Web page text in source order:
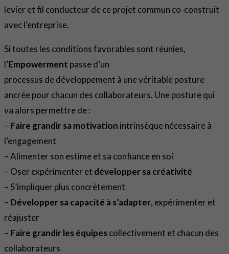
levier et fil conducteur de ce projet commun co-construit
avec l’entreprise.
Si toutes les conditions favorables sont réunies,
l’Empowerment passe d’un
processus de développement à une véritable posture
ancrée pour chacun des collaborateurs. Une posture qui
va alors permettre de :
– Faire grandir sa motivation intrinsèque nécessaire à
l’engagement
– Alimenter son estime et sa confiance en soi
– Oser expérimenter et développer sa créativité
– S’impliquer plus concrètement
– Développer sa capacité à s’adapter, expérimenter et
réajuster
– Faire grandir les équipescollectivement et chacun des
collaborateurs